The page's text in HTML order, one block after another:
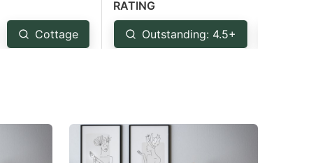
Cottage
RATING
Outstanding: 4.5+